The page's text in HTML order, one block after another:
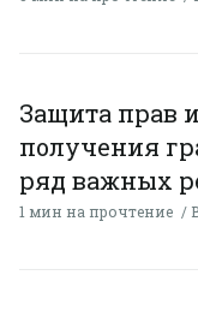
Защита прав
получения
ряд важных
1 мин на прочтение